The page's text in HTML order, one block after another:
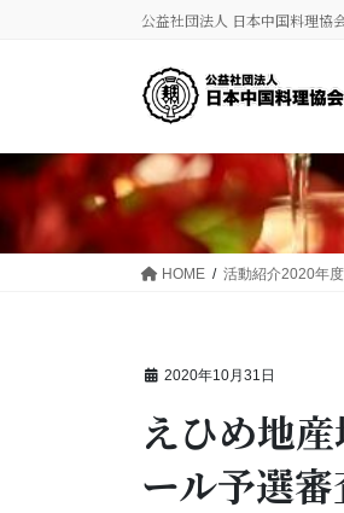
に
移
動
ョ
ン
に
公益社団法人 日本中国料理協
HOME 活動紹介2020年度
2020年10月31日
えひめ地
ール予選審